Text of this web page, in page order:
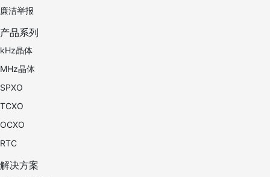
廉洁举报
产品系列
kHz晶体
MHz晶体
SPXO
TCXO
OCXO
RTC
解决方案